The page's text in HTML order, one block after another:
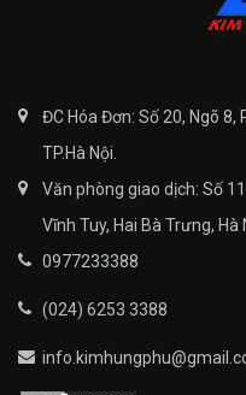
ĐC Hóa Đơn: Số 20, Ngõ 8,
TP.Hà Nội.
Văn phòng giao dịch: Số
Vĩnh Tuy, Hai Bà Trưng, Hà
0977233388
(024) 6253 3388